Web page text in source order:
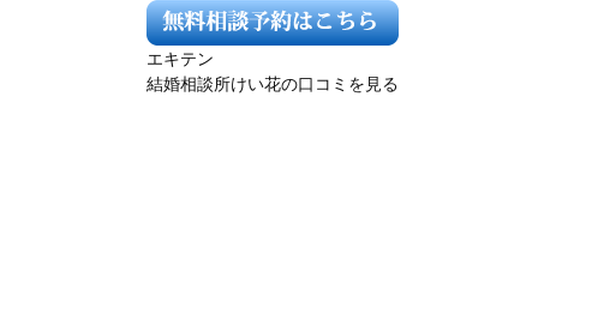
エキテン
結婚相談所けい花の口コミを見る